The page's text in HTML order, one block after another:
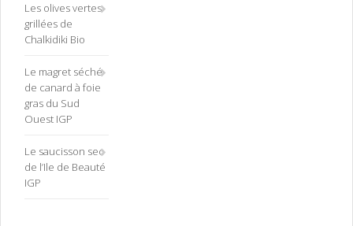
Les olives vertes
grillées de
Chalkidiki Bio
Le magret séché
de canard à foie
gras du Sud
Ouest IGP
Le saucisson sec
de l’Ile de Beauté
IGP